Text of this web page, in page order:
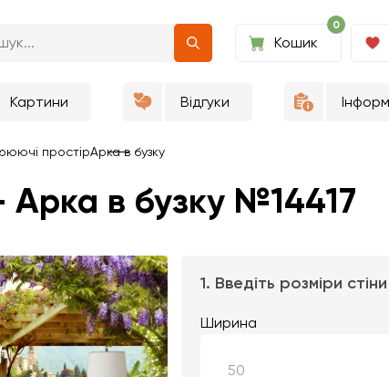
0
Кошик
Картини Відгуки
простірАрка в бузку
в бузку №14417
1. Введіть розміри стіни
Ширина